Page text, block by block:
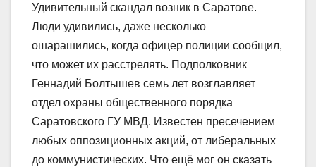
Удивительный скандал возник в Саратове.
Люди удивились, даже несколько
ошарашились, когда офицер полиции сообщил,
что может их расстрелять. Подполковник
Геннадий Болтышев семь лет возглавляет
отдел охраны общественного порядка
Саратовского ГУ МВД. Известен пресечением
любых оппозиционных акций, от либеральных
до коммунистических. Что ещё мог он сказать